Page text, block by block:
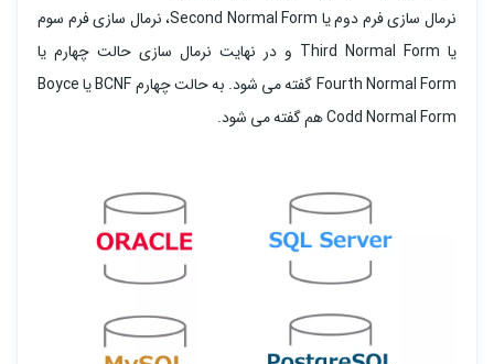
نرمال سازی فرم دوم یا Second Normal Form، نرمال سازی فرم سوم
یا Third Normal Form و در نهایت نرمال سازی حالت چهارم یا
Fourth Normal Form گفته می شود. به حالت چهارم BCNF یا Boyce
Codd Normal Form هم گفته می شود.